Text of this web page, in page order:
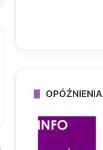
OPÓŹNIENIA